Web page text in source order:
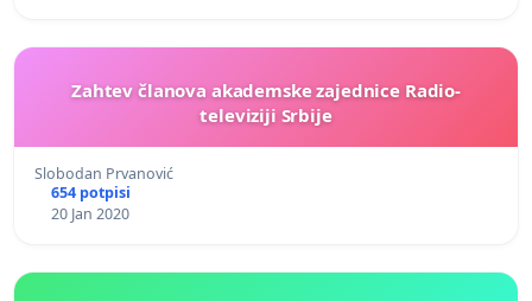
Zahtev članova akademske zajednice Radio-
televiziji Srbije
Slobodan Prvanović
654 potpisi
20 Jan 2020